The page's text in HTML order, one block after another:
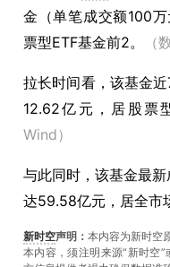
金（单笔成交额100
票型ETF基金前2。
（
拉长时间看，该基金
12.62亿元，居股票
Wind）
与此同时，该基金最
达59.58亿元，居全市
新时空声明： 本内容为新时空
本内容，须注明来源“新时空”